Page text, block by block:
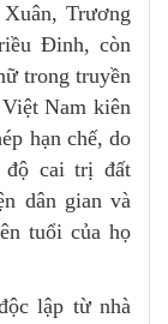
Trương
Đinh, còn
trong truyền
Nam kiên
hạn chế, do
độ cai trị đất
dân gian và
tuổi của họ
lập từ nhà